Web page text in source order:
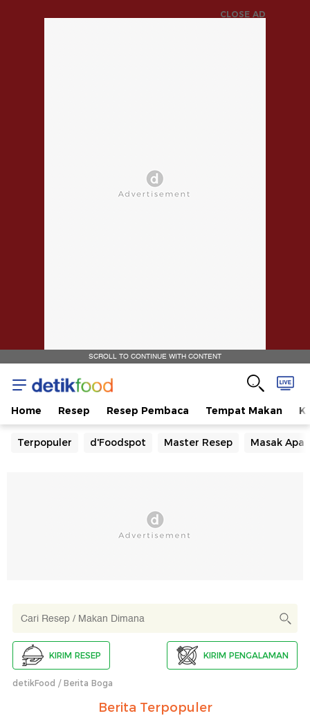
CLOSE AD
SCROLL TO CONTINUE WITH CONTENT
Home Resep Resep Pembaca Tempat Makan
Terpopuler d'Foodspot Master Resep Masak Apa
KIRIM RESEP KIRIM PENGALAMAN
detikFood Berita Boga
Berita Terpopuler